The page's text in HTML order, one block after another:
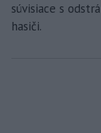
súvisiace s
hasiči.